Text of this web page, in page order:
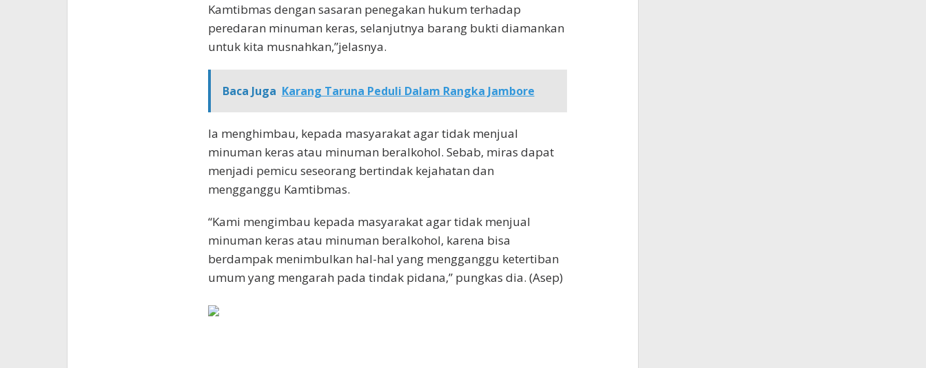
Kamtibmas dengan sasaran penegakan hukum terhadap
peredaran minuman keras, selanjutnya barang bukti diamankan
untuk kita musnahkan,”jelasnya.
Baca Juga Karang Taruna Peduli Dalam Rangka Jambore
Ia menghimbau, kepada masyarakat agar tidak menjual
minuman keras atau minuman beralkohol. Sebab, miras dapat
menjadi pemicu seseorang bertindak kejahatan dan
mengganggu Kamtibmas.
“Kami mengimbau kepada masyarakat agar tidak menjual
minuman keras atau minuman beralkohol, karena bisa
berdampak menimbulkan hal-hal yang mengganggu ketertiban
umum yang mengarah pada tindak pidana,” pungkas dia. (Asep)